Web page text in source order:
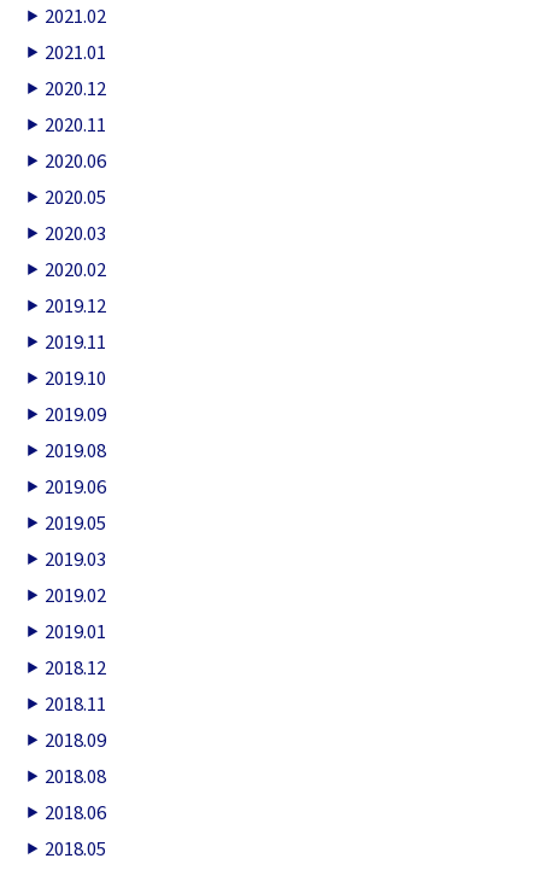
2021.02
2021.01
2020.12
2020.11
2020.06
2020.05
2020.03
2020.02
2019.12
2019.11
2019.10
2019.09
2019.08
2019.06
2019.05
2019.03
2019.02
2019.01
2018.12
2018.11
2018.09
2018.08
2018.06
2018.05